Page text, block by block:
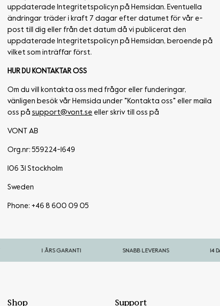
uppdaterade Integritetspolicyn på Hemsidan. Eventuella
ändringar träder i kraft 7 dagar efter datumet för vår e-
post till dig eller från det datum då vi publicerat den
uppdaterade Integritetspolicyn på Hemsidan, beroende på
vilket som inträffar först.
HUR DU KONTAKTAR OSS
Om du vill kontakta oss med frågor eller funderingar,
vänligen besök vår Hemsida under ”Kontakta oss” eller maila
oss på support@vont.se eller skriv till oss på
VONT AB
Org.nr: 559224-1649
106 31 Stockholm
Sweden
Phone: +46 8 600 09 05
1 ÅRS GARANTI SNABB LEVERANS 14 DAGARS
Shop Support